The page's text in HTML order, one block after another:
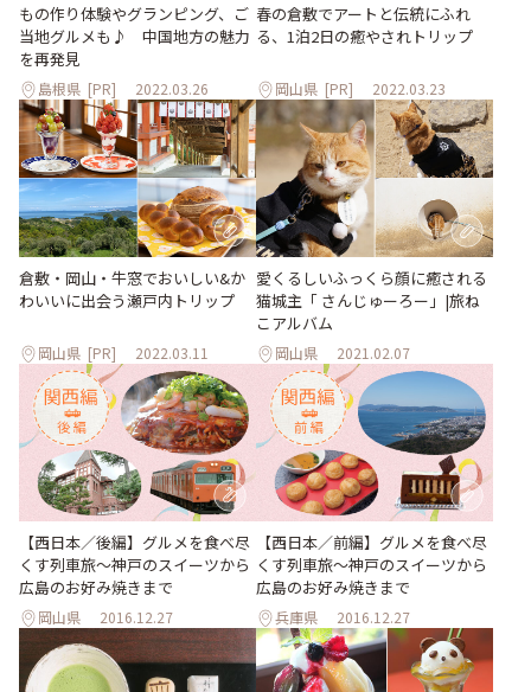
もの作り体験やグランピング、ご
当地グルメも♪ 中国地方の魅力
を再発見
島根県 [PR] 2022.03.26
春の倉敷でアートと伝統にふれ
る、1泊2日の癒やされトリップ
岡山県 [PR] 2022.03.23
倉敷・岡山・牛窓でおいしい&か
わいいに出会う瀬戸内トリップ
岡山県 [PR] 2022.03.11
愛くるしいふっくら顔に癒される
猫城主「 さんじゅーろー」|旅ね
こアルバム
岡山県 2021.02.07
【西日本／後編】グルメを食べ尽
くす列車旅～神戸のスイーツから
広島のお好み焼きまで
岡山県 2016.12.27
【西日本／前編】グルメを食べ尽
くす列車旅～神戸のスイーツから
広島のお好み焼きまで
兵庫県 2016.12.27